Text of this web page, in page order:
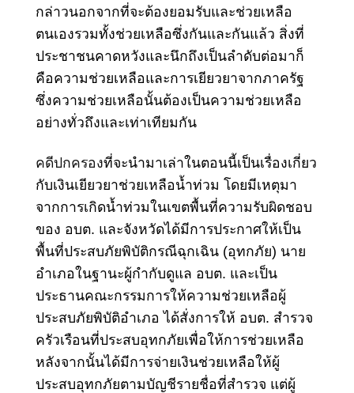
กล่าวนอกจากที่จะต้องยอมรับและช่วยเหลือ
ตนเองรวมทั้งช่วยเหลือซึ่งกันและกันแล้ว สิ่งที่
ประชาชนคาดหวังและนึกถึงเป็นลำดับต่อมาก็
คือความช่วยเหลือและการเยียวยาจากภาครัฐ
ซึ่งความช่วยเหลือนั้นต้องเป็นความช่วยเหลือ
อย่างทั่วถึงและเท่าเทียมกัน
คดีปกครองที่จะนำมาเล่าในตอนนี้เป็นเรื่องเกี่ยว
กับเงินเยียวยาช่วยเหลือน้ำท่วม โดยมีเหตุมา
จากการเกิดน้ำท่วมในเขตพื้นที่ความรับผิดชอบ
ของ อบต. และจังหวัดได้มีการประกาศให้เป็น
พื้นที่ประสบภัยพิบัติกรณีฉุกเฉิน (อุทกภัย) นาย
อำเภอในฐานะผู้กำกับดูแล อบต. และเป็น
ประธานคณะกรรมการให้ความช่วยเหลือผู้
ประสบภัยพิบัติอำเภอ ได้สั่งการให้ อบต. สำรวจ
ครัวเรือนที่ประสบอุทกภัยเพื่อให้การช่วยเหลือ
หลังจากนั้นได้มีการจ่ายเงินช่วยเหลือให้ผู้
ประสบอุทกภัยตามบัญชีรายชื่อที่สำรวจ แต่ผู้